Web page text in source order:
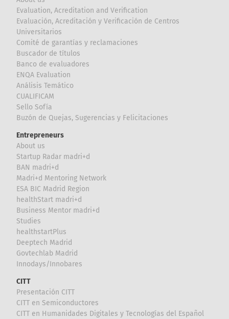
Evaluation, Acreditation and Verification
Evaluación, Acreditación y Verificación de Centros
Universitarios
Comité de garantías y reclamaciones
Buscador de títulos
Banco de evaluadores
ENQA Evaluation
Análisis Temático
CUALIFICAM
Sello Sofía
Buzón de Quejas, Sugerencias y Felicitaciones
Entrepreneurs
About us
Startup Radar madri+d
BAN madri+d
Madri+d Mentoring Network
ESA BIC Madrid Region
healthStart madri+d
Business Mentor madri+d
Studies
healthstartPlus
Deeptech Madrid
Govtechlab Madrid
Innodays/Innobares
CITT
Presentación CITT
CITT en Semiconductores
CITT en Humanidades Digitales y Tecnologías del Español